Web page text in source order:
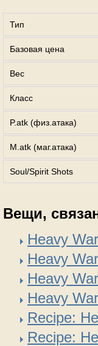
Тип
Базовая цена
Вес
Класс
P.atk (физ.атака)
M.atk (маг.атака)
Soul/Spirit Shots
Вещи,
Heavy
Heavy
Heavy
Heavy
Recipe:
Recipe: